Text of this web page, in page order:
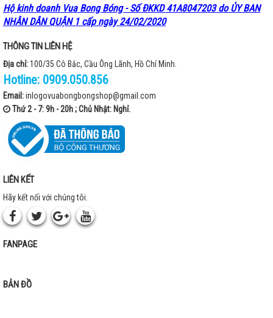
Hộ kinh doanh Vua Bong Bóng - Số ĐKKD 41A8047203 do ỦY BAN
NHÂN DÂN QUẬN 1 cấp ngày 24/02/2020
THÔNG TIN LIÊN HỆ
Địa chỉ:100/35 Cô Bắc, Cầu Ông Lãnh, Hồ Chí Minh.
Hotline: 0909.050.856
Email:inlogovuabongbongshop@gmail.com
Thứ 2 - 7: 9h - 20h ; Chủ Nhật: Nghỉ.
LIÊN KẾT
Hãy kết nối với chúng tôi.
FANPAGE
BẢN ĐỒ